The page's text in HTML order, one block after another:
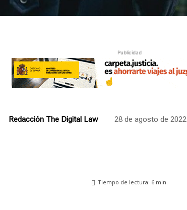
Publicidad
Redacción The Digital Law 28 de agosto de 2022
Tiempo de lectura: 6 min.